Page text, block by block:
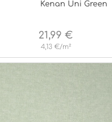
Kenan Uni Green
4,13 €/m²
21,99 €